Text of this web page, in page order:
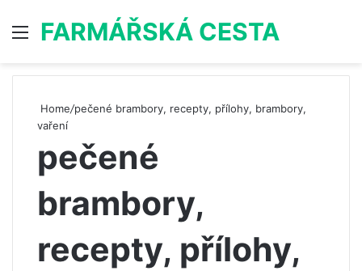
Menu
FARMÁŘSKÁ CESTA
Home/pečené brambory, recepty, přílohy, brambory,
vaření
pečené
brambory,
recepty, přílohy,